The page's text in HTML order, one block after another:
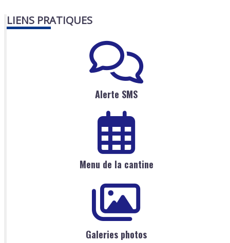
LIENS PRATIQUES
Alerte SMS
Menu de la cantine
Galeries photos